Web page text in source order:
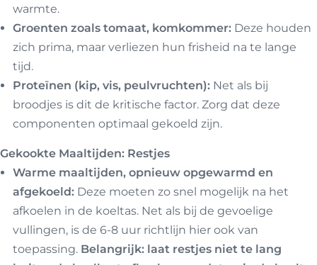
warmte.
Groenten zoals tomaat, komkommer: Deze houden
zich prima, maar verliezen hun frisheid na te lange
tijd.
Proteïnen (kip, vis, peulvruchten): Net als bij
broodjes is dit de kritische factor. Zorg dat deze
componenten optimaal gekoeld zijn.
Gekookte Maaltijden: Restjes
Warme maaltijden, opnieuw opgewarmd en
afgekoeld: Deze moeten zo snel mogelijk na het
afkoelen in de koeltas. Net als bij de gevoelige
vullingen, is de 6-8 uur richtlijn hier ook van
toepassing. Belangrijk: laat restjes niet te lang